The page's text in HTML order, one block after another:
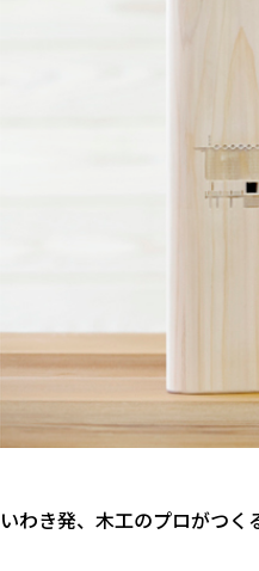
いわき発、木工のプロがつく